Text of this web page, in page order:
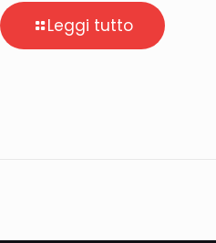
Leggi tutto